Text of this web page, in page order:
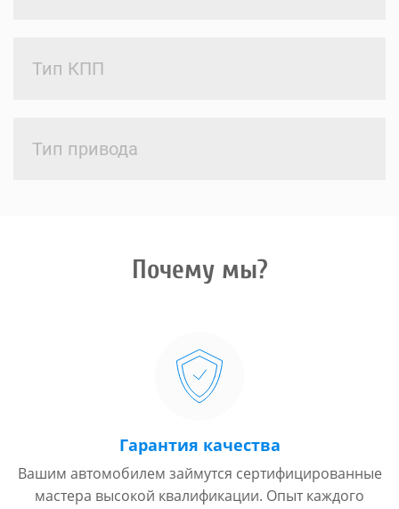
Тип КПП
Тип привода
Почему мы?
Гарантия качества
Вашим автомобилем займутся сертифицированные
мастера высокой квалификации. Опыт каждого